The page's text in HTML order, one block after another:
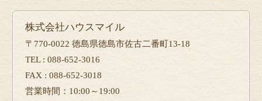
株式会社ハウスマイル
〒770-0022 徳島県徳島市佐古二番町13-18
TEL : 088-652-3016
FAX : 088-652-3018
営業時間：10:00～19:00